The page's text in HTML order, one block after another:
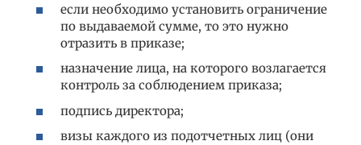
если необходимо установить ограничение
по выдаваемой сумме, то это нужно
отразить в приказе;
назначение лица, на которого возлагается
контроль за соблюдением приказа;
подпись директора;
визы каждого из подотчетных лиц (они